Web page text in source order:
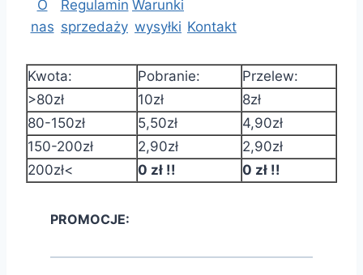
O
nas
Regulamin
sprzedaży
Warunki
wysyłki Kontakt
Kwota: Pobranie:
Przelew:
>80zł
10zł
8zł
80-150zł
5,50zł
4,90zł
150-200zł
2,90zł
2,90zł
200zł<
0 zł !! 0 zł !!
PROMOCJE: